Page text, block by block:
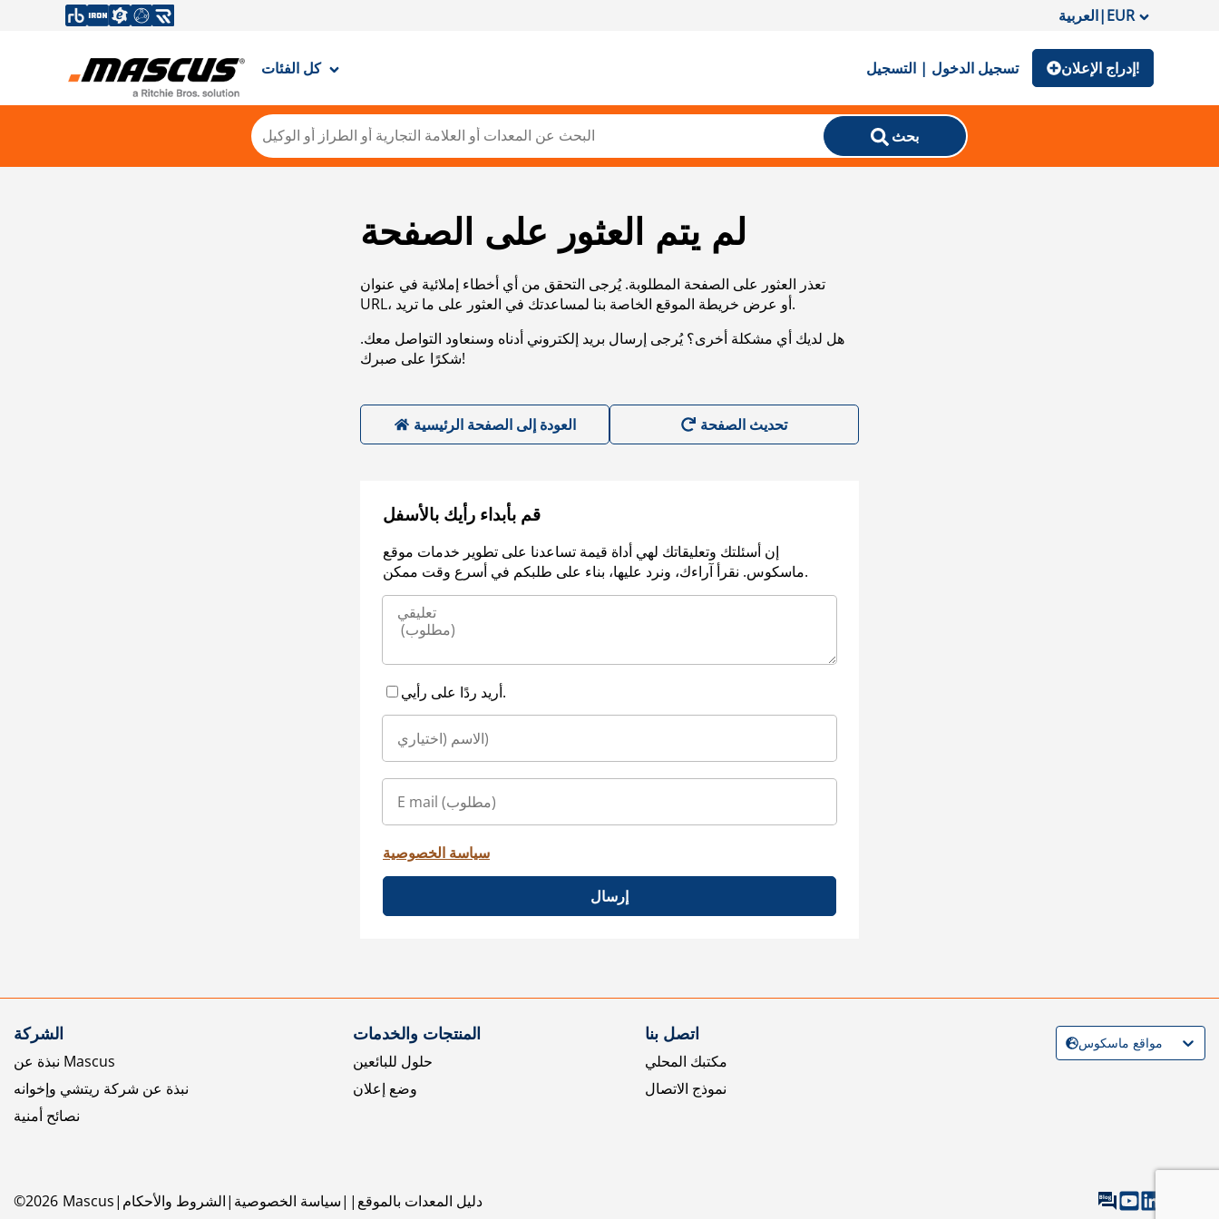
العربية|EUR
كل الفئات تسجيل الدخول | التسجيل إدراج الإعلان!
بحث
لم يتم العثور على الصفحة
تعذر العثور على الصفحة المطلوبة. يُرجى التحقق من أي أخطاء إملائية في عنوان
URL، أو عرض خريطة الموقع الخاصة بنا لمساعدتك في العثور على ما تريد.
هل لديك أي مشكلة أخرى؟ يُرجى إرسال بريد إلكتروني أدناه وسنعاود التواصل معك.
شكرًا على صبرك!
العودة إلى الصفحة الرئيسية
قم بأبداء رأيك بالأسفل
إن أسئلتك وتعليقاتك لهي أداة قيمة تساعدنا على تطوير خدمات موقع
ماسكوس. نقرأ آراءك، ونرد عليها، بناء على طلبكم في أسرع وقت ممكن.
أريد ردًا على رأيي.
سياسة الخصوصية
إرسال
الشركة
نبذة عن Mascus
نبذة عن شركة ريتشي وإخوانه
نصائح أمنية
المنتجات والخدمات
حلول للبائعين
وضع إعلان
اتصل بنا
مكتبك المحلي
نموذج الاتصال
©2026 Mascus الشروط والأحكام سياسة الخصوصية دليل المعدات بالموقع
مواقع ماسكوس